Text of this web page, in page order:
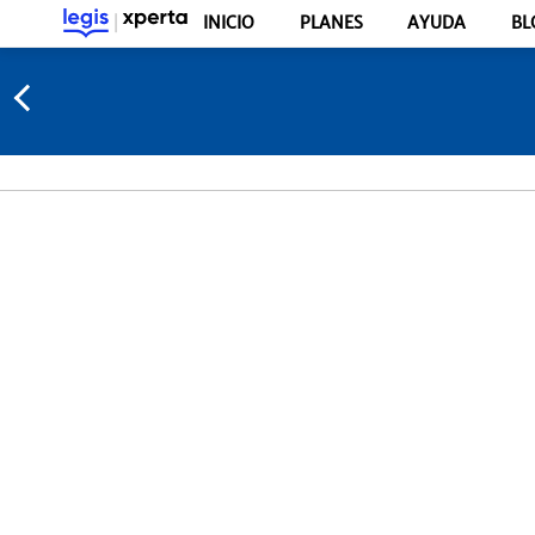
INICIO PLANES AYUDA